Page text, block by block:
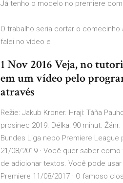
Já tenho o modelo no premiere
O trabalho seria cortar o
falei no vídeo e
1 Nov 2016 Veja, no
em um vídeo pelo
através
Režie: Jakub Kroner. Hrají: Táňa
prosinec 2019. Délka: 90 minut.
Bundes Liga nebo Premiere League
21/08/2019 · Você quer saber
de adicionar textos. Você pode
Premiere 11/08/2017 · O famoso